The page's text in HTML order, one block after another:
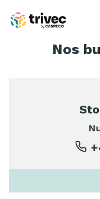
contenu
r
e
Nos